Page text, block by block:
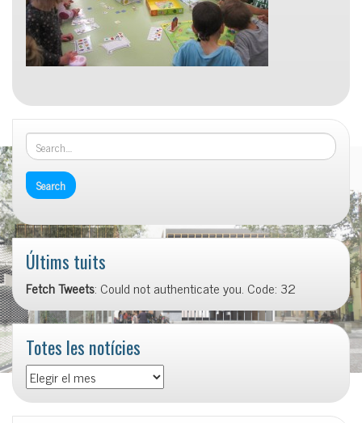
Últims tuits
Fetch Tweets: Could not authenticate you. Code: 32
Totes les notícies
Totes
les
notícies